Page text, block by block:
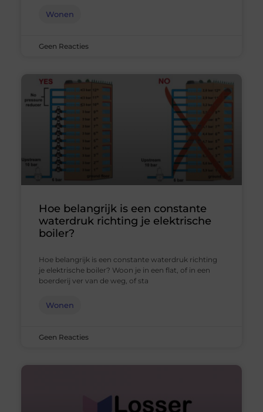
Wonen
Geen Reacties
Hoe belangrijk is een constante
waterdruk richting je elektrische
boiler?
Hoe belangrijk is een constante waterdruk richting
je elektrische boiler? Woon je in een flat, of in een
boerderij ver van de weg, of sta
Wonen
Geen Reacties